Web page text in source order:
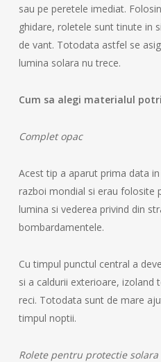
sau pe peretele imediat.
ghidare, roletele sunt tinute in
de vant. Totodata astfel se
lumina solara nu trece.
Cum sa alegi materialul
Complet opac
Acest tip a aparut prima data
razboi mondial si erau folosite
lumina si vederea privind din
bombardamentele.
Cu timpul punctul central a
si a caldurii exterioare, izoland
reci. Totodata sunt de mare
timpul noptii.
Rolete pentru protectie solara